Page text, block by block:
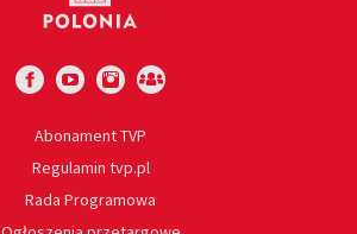
Abonament TVP
Regulamin tvp.pl
Rada Programowa